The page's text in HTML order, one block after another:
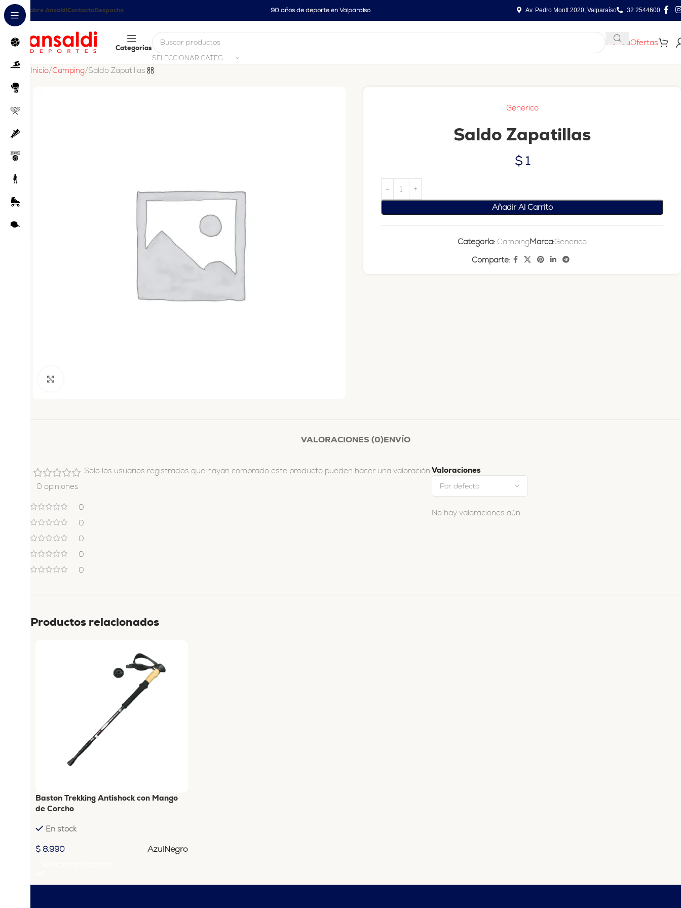
Sobre AnsaldiContactoDespacho 90 años de deporte en Valparaíso Av. Pedro Montt 2020, Valparaíso 32 2544600
Categorías
SELECCIONAR CATEGORÍA
TiendaOfertas
Inicio Camping Saldo Zapatillas
Generico
Saldo Zapatillas
$1
Añadir Al Carrito
Categoría: CampingMarca:Generico
Comparte:
VALORACIONES (0)ENVÍO
0 opiniones
0
0
0
0
0
Valoraciones
No hay valoraciones aún.
Solo los usuarios registrados que hayan comprado este producto pueden hacer una valoración.
Productos relacionados
Baston Trekking Antishock con Mango
de Corcho
En stock
$ 8.990 AzulNegro